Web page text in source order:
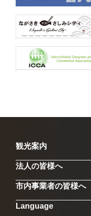
観光案内
法人の皆様へ
市内事業者の皆様へ
Language